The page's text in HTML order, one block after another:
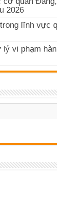
2026
lĩnh vực
vi phạm